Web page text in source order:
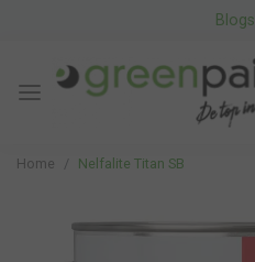
Blogs
Home Nelfalite Titan SB